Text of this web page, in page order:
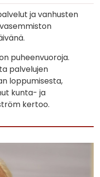
ja vanhusten
puheenvuoroja.
palvelujen
loppumisesta,
kunta- ja
kertoo.